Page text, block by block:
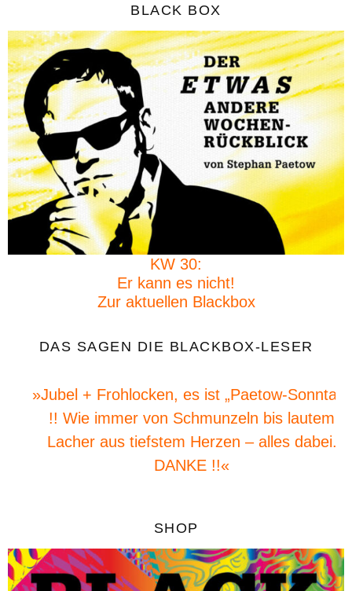
BLACK BOX
KW 30:
Er kann es nicht!
Zur aktuellen Blackbox
DAS SAGEN DIE BLACKBOX-LESER
»Jubel + Frohlocken, es ist „Paetow-Sonntag“
!! Wie immer von Schmunzeln bis lautem
Lacher aus tiefstem Herzen – alles dabei.
DANKE !!«
SHOP